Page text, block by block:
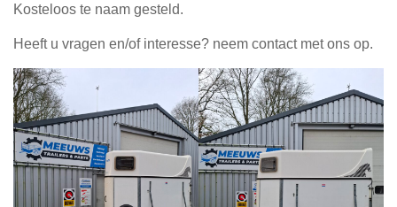
Kosteloos te naam gesteld.
Heeft u vragen en/of interesse? neem contact met ons op.